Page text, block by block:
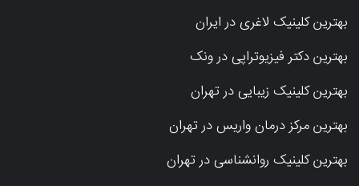
بهترین کلینیک لاغری در ایران
بهترین دکتر فیزیوتراپی در ونک
بهترین کلینیک زیبایی در تهران
بهترین مرکز درمان واریس در تهران
بهترین کلینیک روانشناسی در تهران